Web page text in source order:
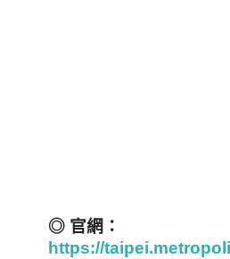
◎ 官網：
https://